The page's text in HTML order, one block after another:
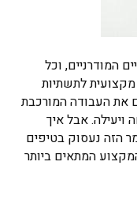
המודרניים, וכל
לתשתיות
העבודה המורכבת
ויעילה. אבל איך
הזה נעסוק בטיפים
המתאים ביותר